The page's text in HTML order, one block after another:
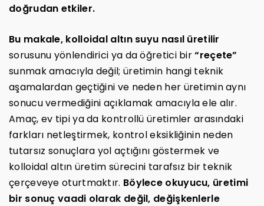
doğrudan etkiler.
Bu makale, kolloidal altın suyu nasıl üretilir
sorusunu yönlendirici ya da öğretici bir“reçete”
sunmak amacıyla değil; üretimin hangi teknik
aşamalardan geçtiğini ve neden her üretimin aynı
sonucu vermediğini açıklamak amacıyla ele alır.
Amaç, ev tipi ya da kontrollü üretimler arasındaki
farkları netleştirmek, kontrol eksikliğinin neden
tutarsız sonuçlara yol açtığını göstermek ve
kolloidal altın üretim sürecini tarafsız bir teknik
çerçeveye oturtmaktır. Böylece okuyucu, üretimi
bir sonuç vaadi olarak değil, değişkenlerle